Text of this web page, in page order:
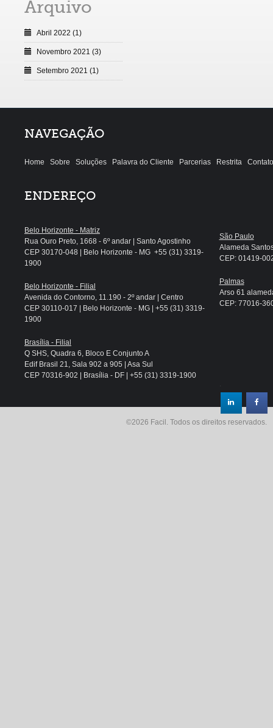
Arquivo
Abril 2022 (1)
Novembro 2021 (3)
Setembro 2021 (1)
NAVEGAÇÃO
Home Sobre Soluções Palavra do Cliente Parcerias Restrita Contato
ENDEREÇO
Belo Horizonte - Matriz
Rua Ouro Preto, 1668 - 6º andar | Santo Agostinho
CEP 30170-048 | Belo Horizonte - MG +55 (31) 3319-
1900
Belo Horizonte - Filial
Avenida do Contorno, 11.190 - 2º andar | Centro
CEP 30110-017 | Belo Horizonte - MG | +55 (31) 3319-
1900
Brasília - Filial
Q SHS, Quadra 6, Bloco E Conjunto A
Edif Brasil 21, Sala 902 a 905 | Asa Sul
CEP 70316-902 | Brasília - DF | +55 (31) 3319-1900
São Paulo
Alameda
CEP: 01419-
Palmas
Arso 61
CEP: 77016-
.
©2026 Facil. Todos os direitos reservados.